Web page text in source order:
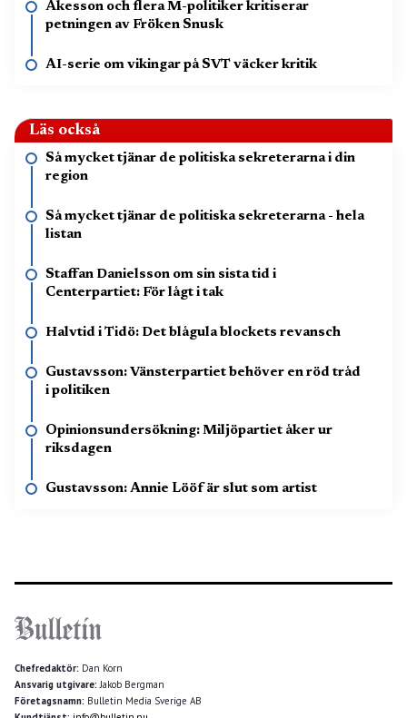
Åkesson och flera M-politiker kritiserar
petningen av Fröken Snusk
AI-serie om vikingar på SVT väcker kritik
Läs också
Så mycket tjänar de politiska sekreterarna i din
region
Så mycket tjänar de politiska sekreterarna - hela
listan
Staffan Danielsson om sin sista tid i
Centerpartiet: För lågt i tak
Halvtid i Tidö: Det blågula blockets revansch
Gustavsson: Vänsterpartiet behöver en röd tråd
i politiken
Opinionsundersökning: Miljöpartiet åker ur
riksdagen
Gustavsson: Annie Lööf är slut som artist
Chefredaktör: Dan Korn
Ansvarig utgivare: Jakob Bergman
Företagsnamn: Bulletin Media Sverige AB